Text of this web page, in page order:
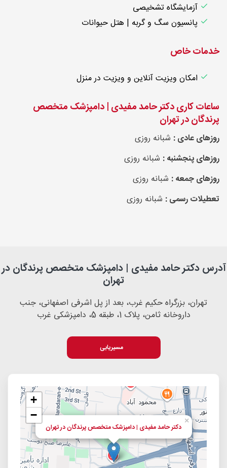
آزمایشگاه تشخیصی
پانسیون سگ و گربه | هتل حیوانات
خدمات خاص
امکان ویزیت آنلاین و ویزیت در منزل
ساعات کاری دکتر حامد مفیدی | دامپزشک متخصص
پرندگان در تهران
روزهای عادی : شبانه روزی
روزهای پنجشنبه : شبانه روزی
روزهای جمعه : شبانه روزی
تعطیلات رسمی : شبانه روزی
آدرس دکتر حامد مفیدی | دامپزشک متخصص پرندگان در
تهران
تهران، بزرگراه حکیم غرب، بعد از پل اشرفی اصفهانی، جنب
داروخانه ثامن، پلاک 1، طبقه 5، دامپزشکی غرب
مسیریابی
دکتر حامد مفیدی | دامپزشک متخصص پرندگان در تهران
×
+
−